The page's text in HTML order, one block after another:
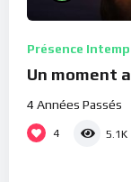
Présence
Un moment
4 Années Passés
4 5.1K